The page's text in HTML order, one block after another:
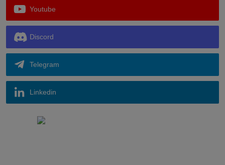
Youtube
Discord
Telegram
Linkedin